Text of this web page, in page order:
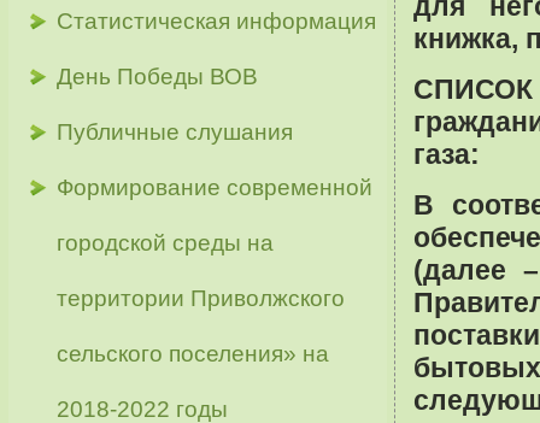
Статистическая информация
День Победы ВОВ
Публичные слушания
Формирование современной
городской среды на
территории Приволжского
сельского поселения» на
2018-2022 годы
книжка,
газа:
В
(далее